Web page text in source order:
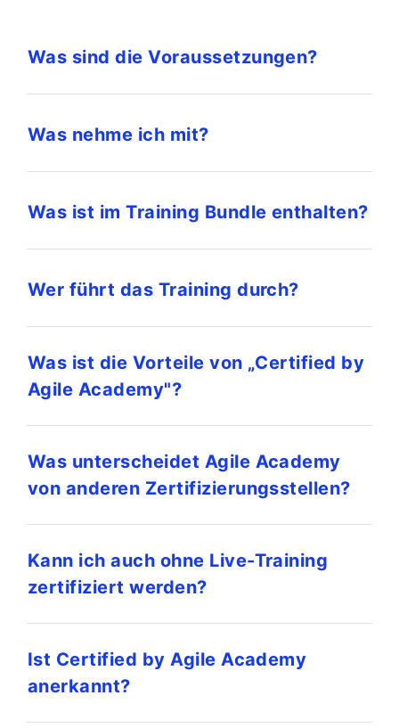
Was sind die Voraussetzungen?
Was nehme ich mit?
Was ist im Training Bundle enthalten?
Wer führt das Training durch?
Was ist die Vorteile von „Certified by
Agile Academy"?
Was unterscheidet Agile Academy
von anderen Zertifizierungsstellen?
Kann ich auch ohne Live-Training
zertifiziert werden?
Ist Certified by Agile Academy
anerkannt?